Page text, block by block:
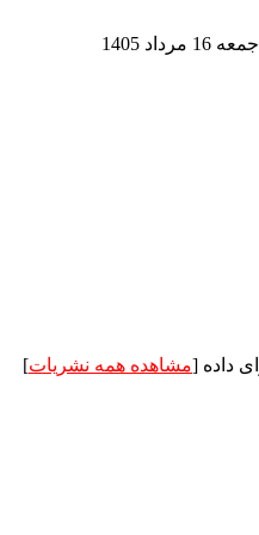
جمعه 16 مرداد 1405
مشاهده همه نشریات]